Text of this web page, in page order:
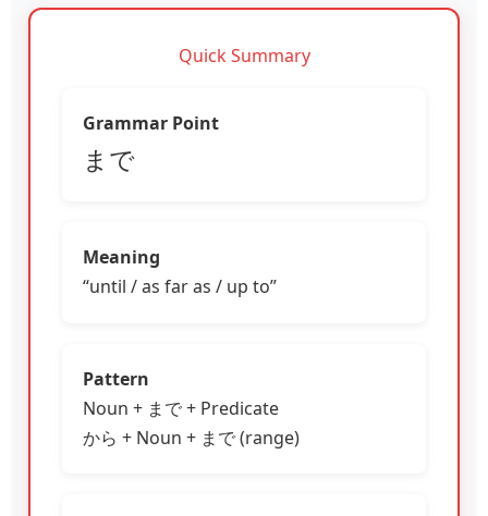
Quick Summary
Grammar Point
まで
Meaning
“until / as far as / up to”
Pattern
Noun + まで + Predicate
から + Noun + まで (range)